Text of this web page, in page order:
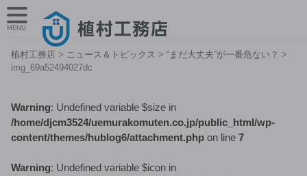
植村工務店 > ニュース＆トピックス > “まだ大丈夫”が一番危ない？ >
img_69a52494027dc
Warning: Undefined variable $size in
/home/djcm3524/uemurakomuten.co.jp/public_html/wp-
content/themes/hublog6/attachment.php on line 7
Warning: Undefined variable $icon in
MENU